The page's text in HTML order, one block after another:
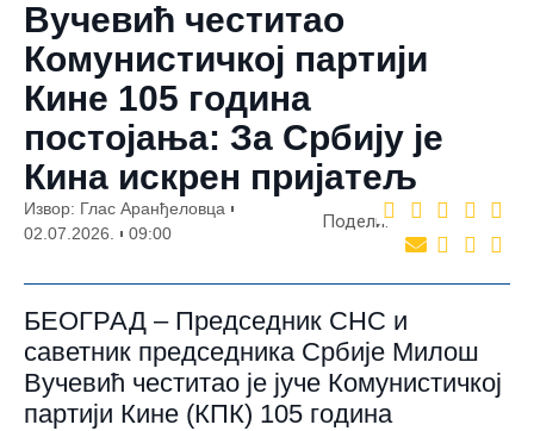
Вучевић честитао
Комунистичкој партији
Кине 105 година
постојања: За Србију је
Кина искрен пријатељ
Извор: Глас Аранђеловца
02.07.2026.
09:00
Подели:
БЕОГРАД – Председник СНС и
саветник председника Србије Милош
Вучевић честитао је јуче Комунистичкој
партији Кине (КПК) 105 година